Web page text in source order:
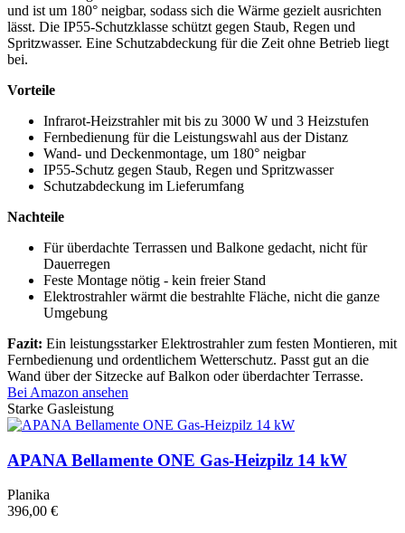
und ist um 180° neigbar, sodass sich die Wärme gezielt ausrichten
lässt. Die IP55-Schutzklasse schützt gegen Staub, Regen und
Spritzwasser. Eine Schutzabdeckung für die Zeit ohne Betrieb liegt
bei.
Vorteile
Infrarot-Heizstrahler mit bis zu 3000 W und 3 Heizstufen
Fernbedienung für die Leistungswahl aus der Distanz
Wand- und Deckenmontage, um 180° neigbar
IP55-Schutz gegen Staub, Regen und Spritzwasser
Schutzabdeckung im Lieferumfang
Nachteile
Für überdachte Terrassen und Balkone gedacht, nicht für
Dauerregen
Feste Montage nötig - kein freier Stand
Elektrostrahler wärmt die bestrahlte Fläche, nicht die ganze
Umgebung
Fazit: Ein leistungsstarker Elektrostrahler zum festen Montieren, mit
Fernbedienung und ordentlichem Wetterschutz. Passt gut an die
Wand über der Sitzecke auf Balkon oder überdachter Terrasse.
Bei Amazon ansehen
Starke Gasleistung
APANA Bellamente ONE Gas-Heizpilz 14 kW
Planika
396,00 €